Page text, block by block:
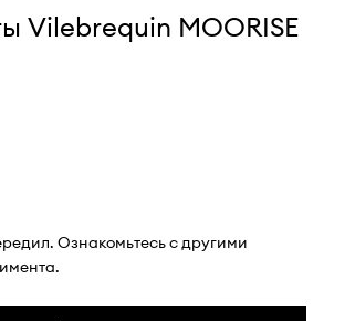
Vilebrequin MOORISE
Ознакомьтесь с другими